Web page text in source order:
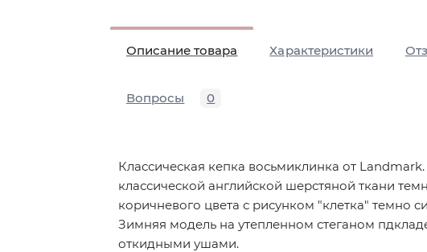
Описание товара Характеристики
Вопросы 0
Классическая кепка восьмиклинка от
классической английской шерстяной ткани
коричневого цвета с рисунком "клетка" темно
Зимняя модель на утепленном стеганом
откидными ушами.